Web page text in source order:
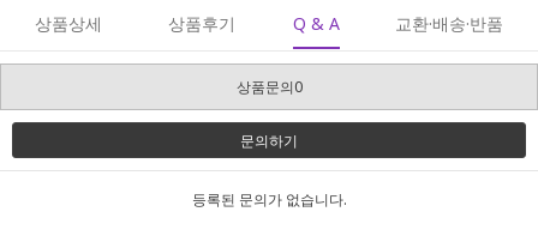
상품상세 상품후기 Q & A 교환·배송·반품
상품문의0
문의하기
등록된 문의가 없습니다.